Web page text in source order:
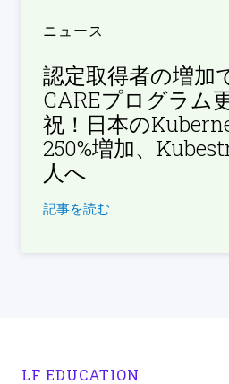
ニュース
認定取得者の増加
CAREプログラム
祝！日本の
250%増加、
人へ
記事を読む
LF EDUCATION